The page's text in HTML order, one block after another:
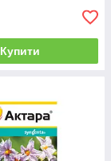
Купити